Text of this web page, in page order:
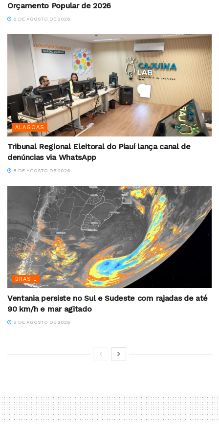
Orçamento Popular de 2026
8 DE AGOSTO DE 2026
ALAGOAS
Tribunal Regional Eleitoral do Piauí lança canal de
denúncias via WhatsApp
8 DE AGOSTO DE 2026
BRASIL
Ventania persiste no Sul e Sudeste com rajadas de até
90 km/h e mar agitado
8 DE AGOSTO DE 2026